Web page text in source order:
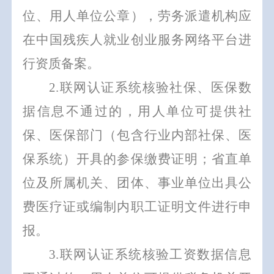
位、用人单位公章），劳务派遣机构应
在中国残疾人就业创业服务网络平台进
行资质备案。
2.联网认证系统核验社保、医保数
据信息不通过的，用人单位可提供社
保、医保部门（包含行业内部社保、医
保系统）开具的参保缴费证明；省直单
位及所属机关、团体、事业单位出具公
费医疗证或编制内职工证明文件进行申
报。
3.联网 认证系统核验工资数据信息